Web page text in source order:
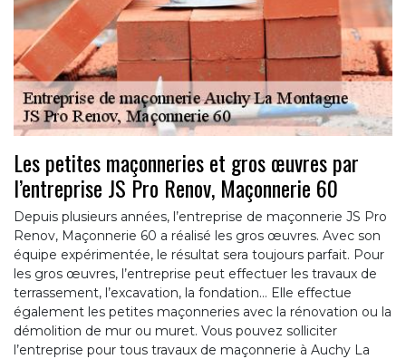
Les petites maçonneries et gros œuvres par
l’entreprise JS Pro Renov, Maçonnerie 60
Depuis plusieurs années, l’entreprise de maçonnerie JS Pro
Renov, Maçonnerie 60 a réalisé les gros œuvres. Avec son
équipe expérimentée, le résultat sera toujours parfait. Pour
les gros œuvres, l’entreprise peut effectuer les travaux de
terrassement, l’excavation, la fondation… Elle effectue
également les petites maçonneries avec la rénovation ou la
démolition de mur ou muret. Vous pouvez solliciter
l’entreprise pour tous travaux de maçonnerie à Auchy La